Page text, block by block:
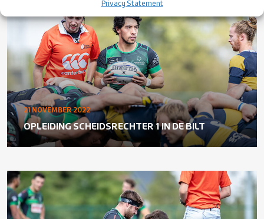
Privacy Statement
21 NOVEMBER 2022
OPLEIDING SCHEIDSRECHTER 1 IN DE BILT